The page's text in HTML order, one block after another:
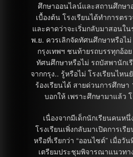
ศึกษาออนไลน์และสถานศึกษา
เบื้องต้น โรงเรียนได้ทำการตร
และคาดว่าจะเริ่มกลับมาสอนใ
พ.ย. ควรเลิกจัดทัศนศึกษาหรือไ
กรุงเทพฯ ชนท้ายรถบรรทุกอ้อ
ทัศนศึกษาหรือไม่ รถบัสพานักเ
จากกรุง.. รู้หรือไม่ โรงเรียนไห
ร้องเรียนได้ สายด่วนการศึกษา
บอกให้ เพราะศึกษามาแล้ว
เนื่องจากมีเด็กนักเรียนคนห
โรงเรียนเพิ่งกลับมาเปิดการเรี
หรือที่เรียกว่า “ออนไซต์” เมื่อวั
เตรียมประชุมพิจารณาแนวท